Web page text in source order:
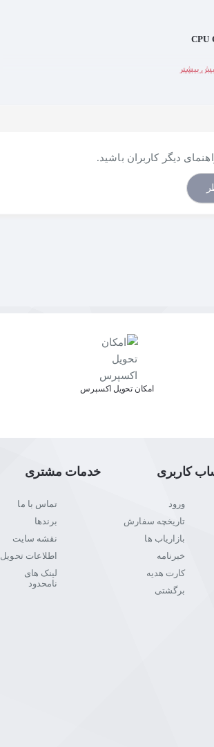
دیگر کاربران باشید.
اﻣﮑﺎن ﺗﺤﻮﯾﻞ اﮐﺴﭙﺮس
کاربری
ورود
تاریخچه سفارش
بازاریاب ها
خبرنامه
کارت هدیه
برگشتی
خدمات مشتری
تماس با ما
برندها
نقشه سایت
اطلاعات تحویل
لینک های
نامحدود